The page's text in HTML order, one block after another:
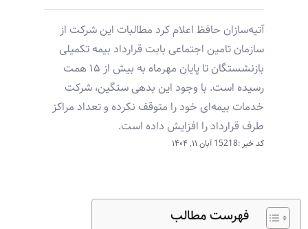
آتیه‌سازان حافظ اعلام کرد مطالبات این شرکت از
سازمان تامین اجتماعی بابت قرارداد بیمه تکمیلی
بازنشستگان تا پایان مهرماه به بیش از ۱۵ همت
رسیده است. با وجود این بدهی سنگین، شرکت
خدمات بیمه‌ای خود را متوقف نکرده و تعداد مراکز
طرف قرارداد را افزایش داده است.
کد خبر :15218 آبان ۱۱, ۱۴۰۴
فهرست مطالب